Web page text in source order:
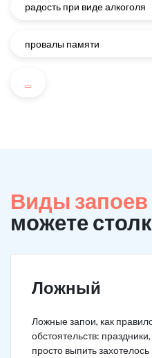
радость при виде алкоголя
провалы памяти
...
Виды запоев
можете
Ложный
Ложные запои, как
обстоятельств:
просто выпить